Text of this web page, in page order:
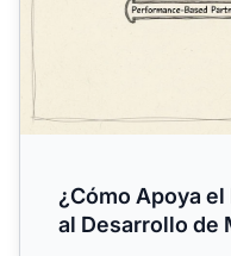
¿Cómo Apoya
al Desarrollo de